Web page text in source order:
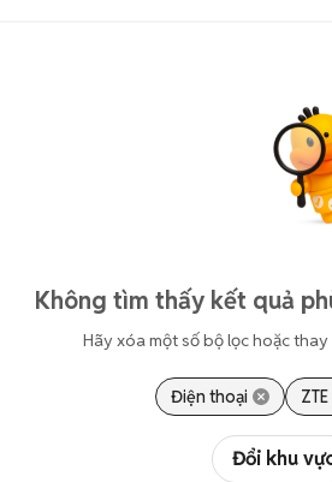
Không tìm thấy kết quả
Hãy xóa một số bộ lọc hoặc
Điện thoại ZTE
Đổi khu